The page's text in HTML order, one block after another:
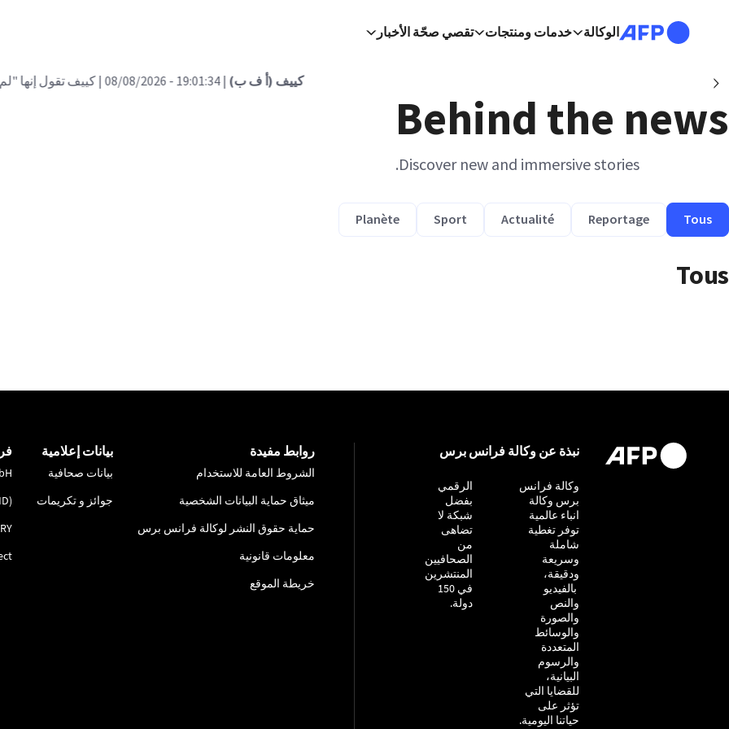
الوكالة خدمات ومنتجات تقصي صحّة الأخبار
| كييف تقول إنها "لم تتعمّد" استهداف بلغاريا
Behind the news
Discover new and immersive stories.
Tous
Reportage
Actualité
Sport
Planète
Tous
نبذة عن وكالة فرانس برس
وكالة فرانس
برس وكالة
انباء عالمية
توفر تغطية
شاملة
وسريعة
ودقيقة،
بالفيديو
والنص
والصورة
والوسائط
المتعددة
والرسوم
البيانية،
للقضايا التي
تؤثر على
حياتنا اليومية.
الرقمي
بفضل
شبكة لا
تضاهى
من
الصحافيين
المنتشرين
في 150
دولة.
روابط مفيدة
الشروط العامة للاستخدام
ميثاق حماية البيانات الشخصية
حماية حقوق النشر لوكالة فرانس برس
معلومات قانونية
خريطة الموقع
بيانات إعلامية
بيانات صحافية
جوائز و تكريمات